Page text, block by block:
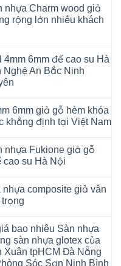
nhựa Charm wood giả
rộng lớn nhiều khách
6mm đế cao su Hà
Nghệ An Bắc Ninh
6mm giả gỗ hèm khóa
khẳng định tại Việt Nam
nhựa Fukione giả gỗ
cao su Hà Nội
composite giả vân
bao nhiêu Sàn nhựa
sàn nhựa glotex của
Xuân tpHCM Đà Nẵng
Sóc Sơn Ninh Bình